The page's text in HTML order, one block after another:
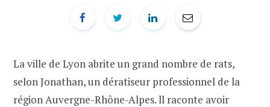
La ville de Lyon abrite un grand nombre de rats,
selon Jonathan, un dératiseur professionnel de la
région Auvergne-Rhône-Alpes. ll raconte avoir